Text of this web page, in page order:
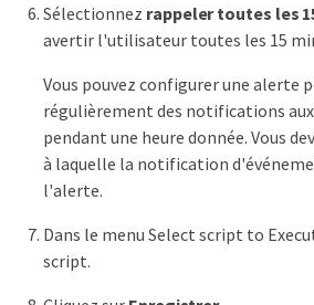
Sélectionnez rappeler toutes les
avertir l'utilisateur toutes les 15
Vous pouvez configurer une alerte
régulièrement des notifications
pendant une heure donnée. Vous
à laquelle la notification
l'alerte.
Dans le menu Select script to
script.